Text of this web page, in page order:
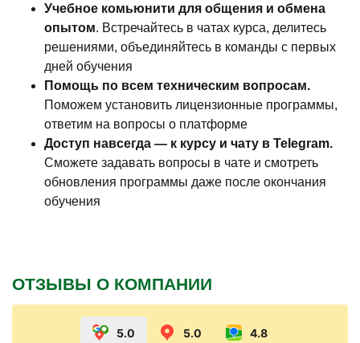
Учебное комьюнити для общения и обмена
опытом. Встречайтесь в чатах курса, делитесь
решениями, объединяйтесь в команды с первых
дней обучения
Помощь по всем техническим вопросам.
Поможем установить лицензионные программы,
ответим на вопросы о платформе
Доступ навсегда — к курсу и чату в Telegram.
Сможете задавать вопросы в чате и смотреть
обновления программы даже после окончания
обучения
ОТЗЫВЫ О КОМПАНИИ
5.0 5.0 4.8